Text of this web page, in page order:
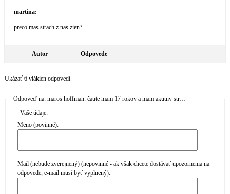
martina:
preco mas strach z nas zien?
Autor Odpovede
Ukázať 6 vlákien odpovedí
Odpoveď na: maros hoffman: čaute mam 17 rokov a mam akutny str…
Vaše údaje:
Meno (povinné):
Mail (nebude zverejnený) (nepovinné - ak však chcete dostávať upozornenia na
odpovede, e-mail musí byť vyplnený):